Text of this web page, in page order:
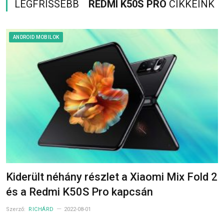
LEGFRISSEBB REDMI K50S PRO CIKKEINK
ANDROID MOBILOK
Kiderült néhány részlet a Xiaomi Mix Fold 2
és a Redmi K50S Pro kapcsán
Szerző: RICHÁRD 2022-08-01